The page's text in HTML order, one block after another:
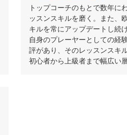
トップコーチのもとで数年に
ッスンスキルを磨く。また、
キルを常にアップデートし続け
自身のプレーヤーとしての経
評があり、そのレッスンスキ
初心者から上級者まで幅広い